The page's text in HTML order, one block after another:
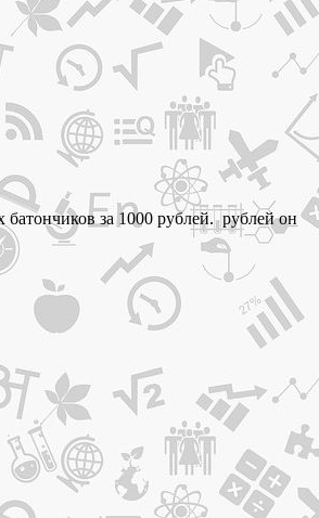
батончиков за 1000 рублей. рублей он